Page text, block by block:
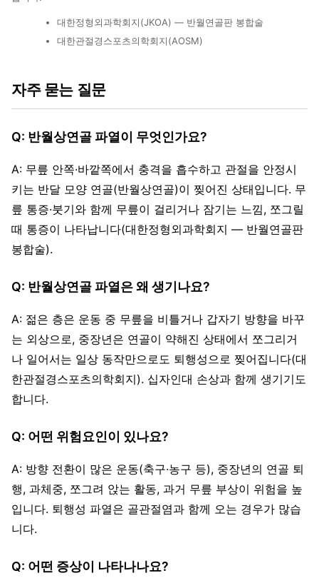
대한정형외과학회지(JKOA) — 반월연골판 봉합술
대한관절경스포츠의학회지(AOSM)
자주 묻는 질문
Q: 반월상연골 파열이 무엇인가요?
A: 무릎 안쪽·바깥쪽에서 충격을 흡수하고 관절을 안정시
키는 반달 모양 연골(반월상연골)이 찢어진 상태입니다. 무
릎 통증·붓기와 함께 무릎이 걸리거나 잠기는 느낌, 쪼그릴
때 통증이 나타납니다(대한정형외과학회지 — 반월연골판
봉합술).
Q: 반월상연골 파열은 왜 생기나요?
A: 젊은 층은 운동 중 무릎을 비틀거나 갑자기 방향을 바꾸
는 외상으로, 중장년은 연골이 약해진 상태에서 쪼그리거
나 일어서는 일상 동작만으로도 퇴행성으로 찢어집니다(대
한관절경스포츠의학회지). 십자인대 손상과 함께 생기기도
합니다.
Q: 어떤 위험요인이 있나요?
A: 방향 전환이 많은 운동(축구·농구 등), 중장년의 연골 퇴
행, 과체중, 쪼그려 앉는 활동, 과거 무릎 부상이 위험을 높
입니다. 퇴행성 파열은 골관절염과 함께 오는 경우가 많습
니다.
Q: 어떤 증상이 나타나나요?